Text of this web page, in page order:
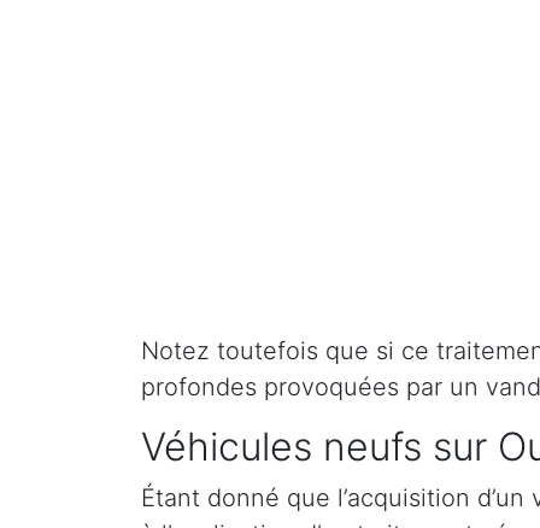
Notez toutefois que si ce
profondes provoquées par un
Véhicules neufs sur
Étant donné que l’acquisition